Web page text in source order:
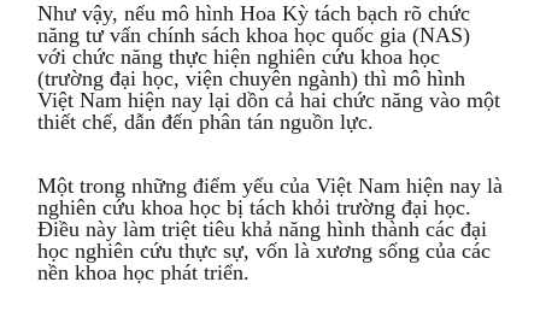
Như vậy, nếu mô hình Hoa Kỳ tách bạch rõ chức
năng tư vấn chính sách khoa học quốc gia (NAS)
với chức năng thực hiện nghiên cứu khoa học
(trường đại học, viện chuyên ngành) thì mô hình
Việt Nam hiện nay lại dồn cả hai chức năng vào một
thiết chế, dẫn đến phân tán nguồn lực.
Một trong những điểm yếu của Việt Nam hiện nay là
nghiên cứu khoa học bị tách khỏi trường đại học.
Điều này làm triệt tiêu khả năng hình thành các đại
học nghiên cứu thực sự, vốn là xương sống của các
nền khoa học phát triển.